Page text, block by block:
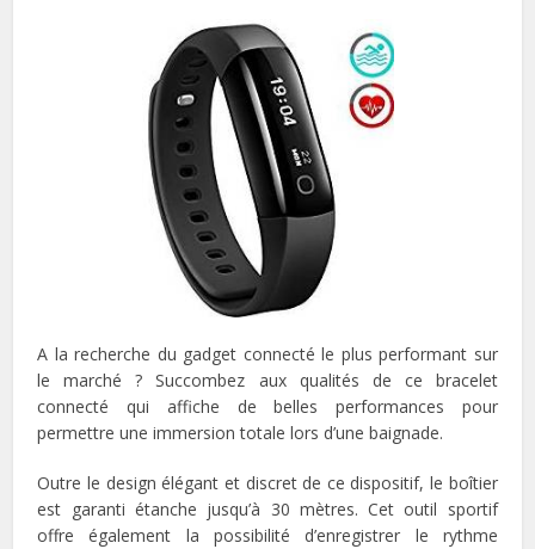
A la recherche du gadget connecté le plus performant sur
le marché ? Succombez aux qualités de ce bracelet
connecté qui affiche de belles performances pour
permettre une immersion totale lors d’une baignade.
Outre le design élégant et discret de ce dispositif, le boîtier
est garanti étanche jusqu’à 30 mètres. Cet outil sportif
offre également la possibilité d’enregistrer le rythme